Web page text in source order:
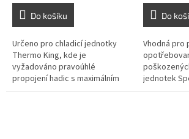
Do košíku
Určeno pro chladicí jednotky
Thermo King, kde je
vyžadováno pravoúhlé
propojení hadic s maximálním
těsněním, např. v omezeném
Do
Vhodná pro
jednotek
kladen